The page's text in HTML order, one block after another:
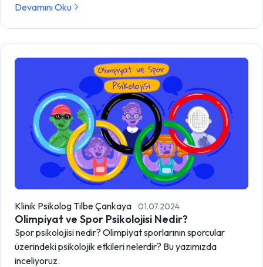
Devamını Oku
Klinik Psikolog Tilbe Çankaya 01.07.2024
Olimpiyat ve Spor Psikolojisi Nedir?
Spor psikolojisi nedir? Olimpiyat sporlarının sporcular
üzerindeki psikolojik etkileri nelerdir? Bu yazımızda
inceliyoruz.